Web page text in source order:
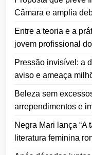
Câmara e amplia
Entre a teoria e a
jovem profissional
Pressão invisível: a
aviso e ameaça
Beleza sem
arrependimentos e
Negra Mari lança “A
literatura feminina